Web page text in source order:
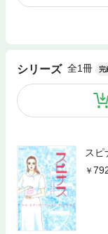
シリーズ 全1冊 完
スピ